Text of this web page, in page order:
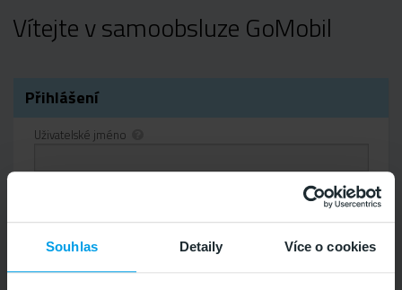
Souhlas Detaily Více o cookies
Vítejte v samoobsluze GoMobil
Přihlášení
Uživatelské jméno
Zapamatovat na tomto počítači.